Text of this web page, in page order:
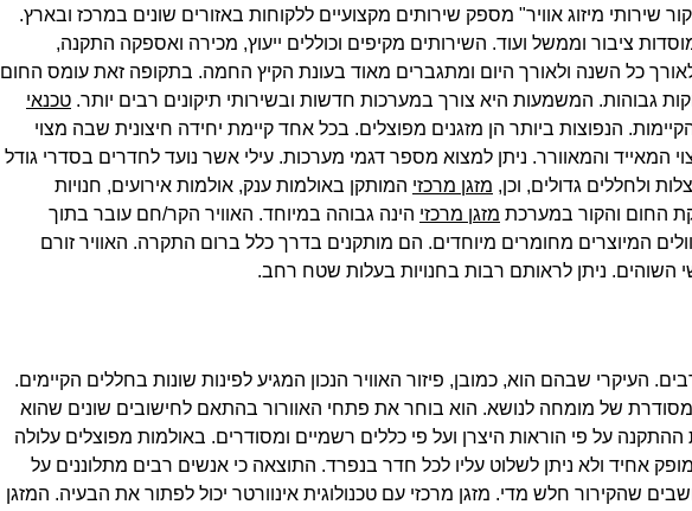
שירותי מיזוג אוויר" מספק שירותים מקצועיים ללקוחות באזורים שונים במרכז ובארץ.
ציבור וממשל ועוד. השירותים מקיפים וכוללים ייעוץ, מכירה ואספקה התקנה,
לאורך כל השנה ולאורך היום ומתגברים מאוד בעונת הקיץ החמה. בתקופה זאת עומס החום
גבוהות. המשמעות היא צורך במערכות חדשות ובשירותי תיקונים רבים יותר. טכנאי
הנפוצות ביותר הן מזגנים מפוצלים. בכל אחד קיימת יחידה חיצונית שבה מצוי
המאייד והמאוורר. ניתן למצוא מספר דגמי מערכות. עילי אשר נועד לחדרים בסדרי גודל
ולחללים גדולים, וכן, מזגן מרכזי המותקן באולמות ענק, אולמות אירועים, חנויות
החום והקור במערכת מזגן מרכזי הינה גבוהה במיוחד. האוויר הקר/חם עובר בתוך
המיוצרים מחומרים מיוחדים. הם מותקנים בדרך כלל ברום התקרה. האוויר זורם
השוהים. ניתן לראותם רבות בחנויות בעלות שטח רחב.
העיקרי שבהם הוא, כמובן, פיזור האוויר הנכון המגיע לפינות שונות בחללים הקיימים.
של מומחה לנושא. הוא בוחר את פתחי האוורור בהתאם לחישובים שונים שהוא
על פי הוראות היצרן ועל פי כללים רשמיים ומסודרים. באולמות מפוצלים עלולה
אחיד ולא ניתן לשלוט עליו לכל חדר בנפרד. התוצאה כי אנשים רבים מתלוננים על
שהקירור חלש מדי. מזגן מרכזי עם טכנולוגית אינוורטר יכול לפתור את הבעיה. המזגן